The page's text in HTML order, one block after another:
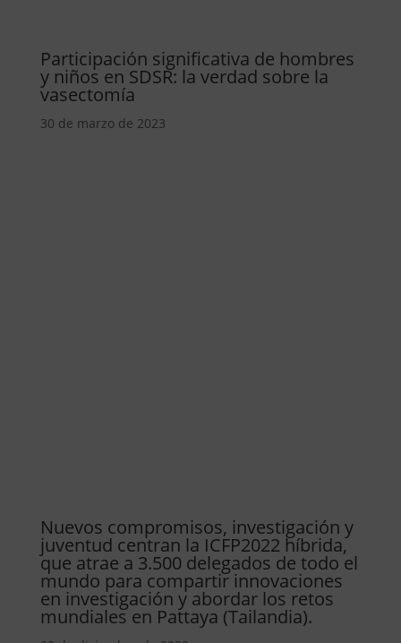
Participación significativa de hombres
y niños en SDSR: la verdad sobre la
vasectomía
30 de marzo de 2023
Nuevos compromisos, investigación y
juventud centran la ICFP2022 híbrida,
que atrae a 3.500 delegados de todo el
mundo para compartir innovaciones
en investigación y abordar los retos
mundiales en Pattaya (Tailandia).